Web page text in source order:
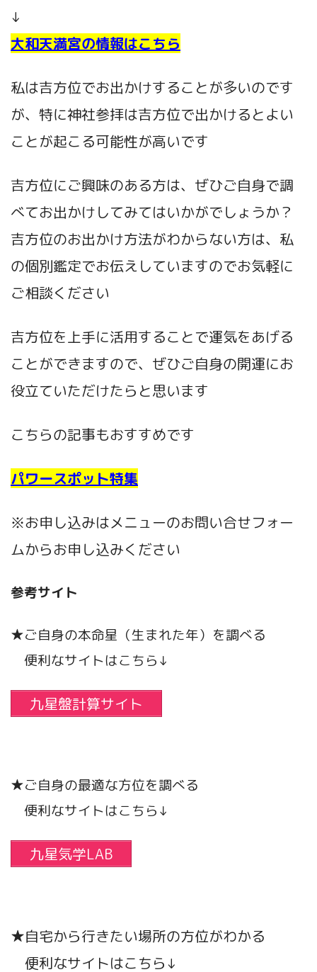
↓
大和天満宮の情報はこちら
私は吉方位でお出かけすることが多いのです
が、特に神社参拝は吉方位で出かけるとよい
ことが起こる可能性が高いです
吉方位にご興味のある方は、ぜひご自身で調
べてお出かけしてみてはいかがでしょうか？
吉方位のお出かけ方法がわからない方は、私
の個別鑑定でお伝えしていますのでお気軽に
ご相談ください
吉方位を上手に活用することで運気をあげる
ことができますので、ぜひご自身の開運にお
役立ていただけたらと思います
こちらの記事もおすすめです
パワースポット特集
※お申し込みはメニューのお問い合せフォー
ムからお申し込みください
参考サイト
★ご自身の本命星（生まれた年）を調べる
便利なサイトはこちら↓
九星盤計算サイト
★ご自身の最適な方位を調べる
便利なサイトはこちら↓
九星気学LAB
★自宅から行きたい場所の方位がわかる
便利なサイトはこちら↓